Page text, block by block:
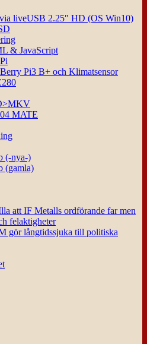
liveUSB 2.25″ HD (OS Win10)
& JavaScript
Pi3 B+ och Klimatsensor
MATE
(-nya-)
(gamla)
att IF Metalls ordförande far men
felaktigheter
gör långtidssjuka till politiska